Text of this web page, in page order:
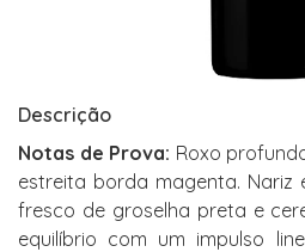
Descrição
Notas de Prova: Roxo
estreita borda magenta. Nariz
fresco de groselha preta e
equilíbrio com um impulso